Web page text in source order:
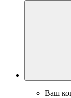
Ваш